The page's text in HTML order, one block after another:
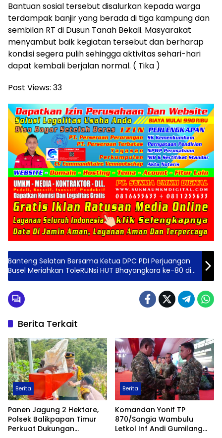
Bantuan sosial tersebut disalurkan kepada warga
terdampak banjir yang berada di tiga kampung dan
sembilan RT di Dusun Tanah Bekali. Masyarakat
menyambut baik kegiatan tersebut dan berharap
kondisi segera pulih sehingga aktivitas sehari-hari
dapat kembali berjalan normal. ( Tika )
Post Views: 33
Banteng Selatan Bersama Ketua DPC PDI Perjuangan
Busel Meriahkan ToleRUNsi HUT Bhayangkara ke-80 di
Buton
Berita Terkait
Berita
Panen Jagung 2 Hektare,
Polsek Balikpapan Timur
Perkuat Dukungan
Berita
Komandan Yonif TP
870/Sangia Wambulu
Letkol Inf Andi Gumilang